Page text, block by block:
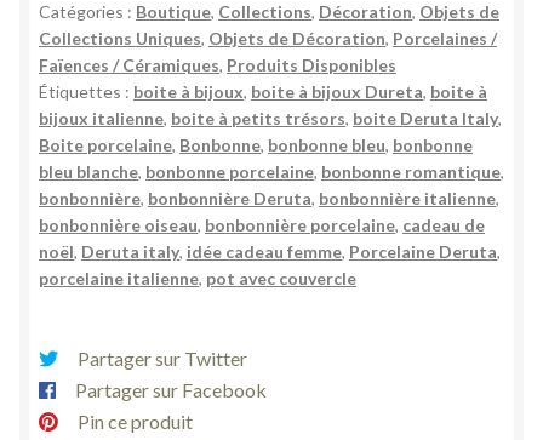
bleu
blanche
porcelaine
Deruta
Italy
vintage
Catégories : Boutique, Collections, Décoration, Objets de
Collections Uniques, Objets de Décoration, Porcelaines /
Faïences / Céramiques, Produits Disponibles
Étiquettes : boite à bijoux, boite à bijoux Dureta, boite à
bijoux italienne, boite à petits trésors, boite Deruta Italy,
Boite porcelaine, Bonbonne, bonbonne bleu, bonbonne
bleu blanche, bonbonne porcelaine, bonbonne romantique,
bonbonnière, bonbonnière Deruta, bonbonnière italienne,
bonbonnière oiseau, bonbonnière porcelaine, cadeau de
noël, Deruta italy, idée cadeau femme, Porcelaine Deruta,
porcelaine italienne, pot avec couvercle
Partager sur Twitter
Partager sur Facebook
Pin ce produit